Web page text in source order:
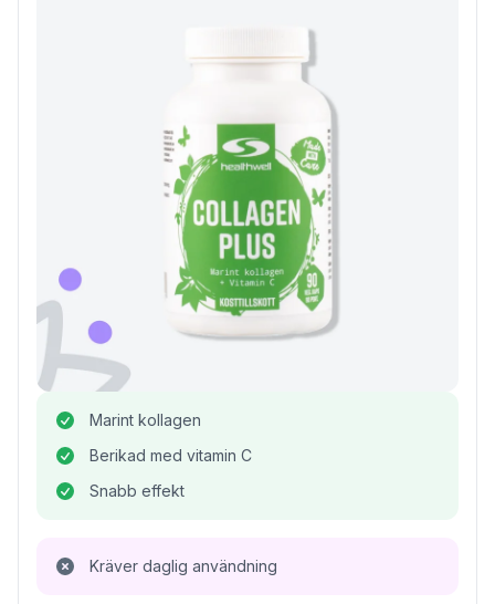
Marint kollagen
Berikad med vitamin C
Snabb effekt
Kräver daglig användning